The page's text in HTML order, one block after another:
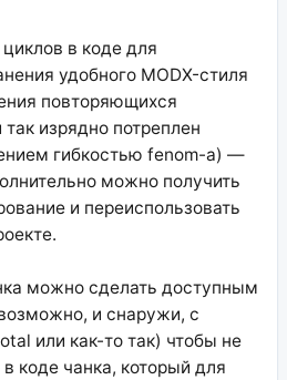
в коде для
удобного MODX-стиля
повторяющихся
изрядно потреплен
гибкостью fenom-а) —
можно получить
и переиспользовать
можно сделать доступным
и снаружи, с
или как-то так) чтобы не
коде чанка, который для